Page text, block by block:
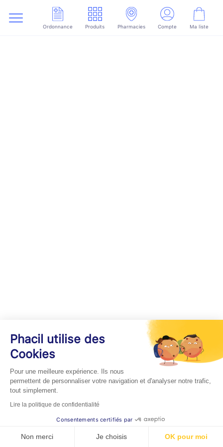
Ordonnance Produits Pharmacies Compte Ma liste
Phacil utilise des
Cookies
Pour une meilleure expérience. Ils nous
permettent de personnaliser votre navigation et d'analyser notre trafic,
tout simplement.
Lire la politique de confidentialité
Consentements certifiés par
Non merci Je choisis OK pour moi